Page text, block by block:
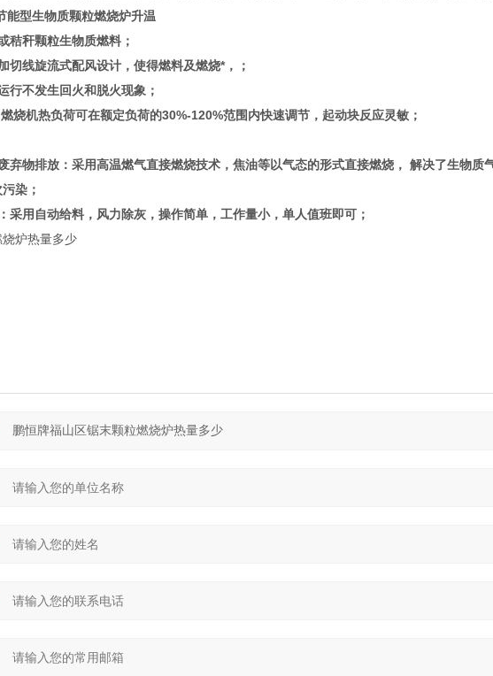
能型生物质颗粒燃烧炉升温
秸秆颗粒生物质燃料；
切线旋流式配风设计，使得燃料及燃烧*，；
行不发生回火和脱火现象；
烧机热负荷可在额定负荷的30%-120%范围内快速调节，起动块反应灵敏；
弃物排放：采用高温燃气直接燃烧技术，焦油等以气态的形式直接燃烧， 解决了生物质
染；
采用自动给料，风力除灰，操作简单，工作量小，单人值班即可；
炉热量多少